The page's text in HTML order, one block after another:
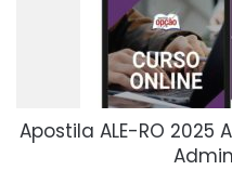
Apostila ALE-RO 2025